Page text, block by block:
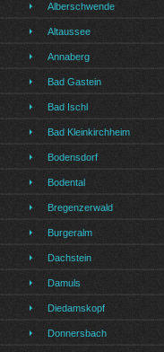
Alberschwende
Altaussee
Annaberg
Bad Gastein
Bad Ischl
Bad Kleinkirchheim
Bodensdorf
Bodental
Bregenzerwald
Burgeralm
Dachstein
Damuls
Diedamskopf
Donnersbach